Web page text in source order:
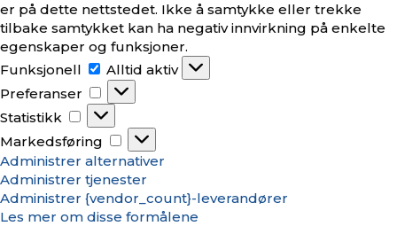
er på dette nettstedet. Ikke å samtykke eller trekke
tilbake samtykket kan ha negativ innvirkning på enkelte
egenskaper og funksjoner.
Funksjonell
Funksjonell
Alltid aktiv
Preferanser
Preferanser
Statistikk
Statistikk
Markedsføring
Markedsføring
Administrer alternativer
Administrer tjenester
Administrer {vendor_count}-leverandører
Les mer om disse formålene